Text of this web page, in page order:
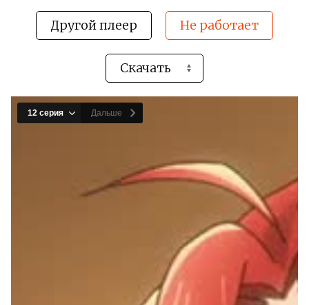
Другой плеер Не работает